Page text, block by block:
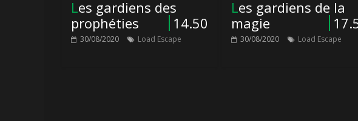
Les gardiens des
prophéties
14.50
30/08/2020 Load Escape
Les gardiens de la
magie
30/08/2020 Load Escape